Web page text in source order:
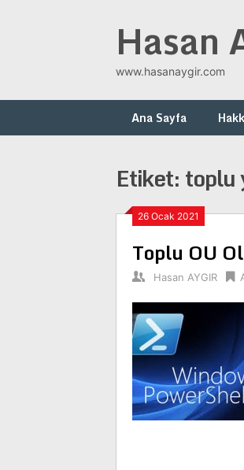
Hasan
www.hasanaygir.com
Ana Sayfa
Etiket:toplu
26 Ocak 2021
Toplu OU
Hasan AYGIR